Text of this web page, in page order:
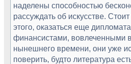
наделены способностью
рассуждать об искусстве.
этого, оказаться еще
финансистами, вовлеченными
нынешнего времени, они уже
поверить, будто литература